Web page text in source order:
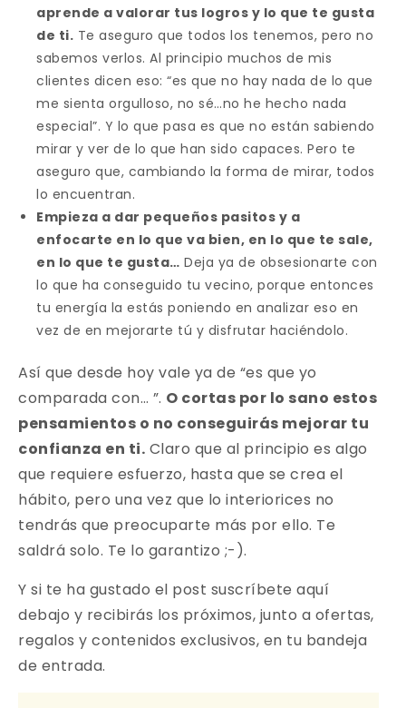
aprende a valorar tus logros y lo que te gusta
de ti. Te aseguro que todos los tenemos, pero no
sabemos verlos. Al principio muchos de mis
clientes dicen eso: “es que no hay nada de lo que
me sienta orgulloso, no sé…no he hecho nada
especial”. Y lo que pasa es que no están sabiendo
mirar y ver de lo que han sido capaces. Pero te
aseguro que, cambiando la forma de mirar, todos
lo encuentran.
Empieza a dar pequeños pasitos y a
enfocarte en lo que va bien, en lo que te sale,
en lo que te gusta… Deja ya de obsesionarte con
lo que ha conseguido tu vecino, porque entonces
tu energía la estás poniendo en analizar eso en
vez de en mejorarte tú y disfrutar haciéndolo.
Así que desde hoy vale ya de “es que yo
comparada con… ”. O cortas por lo sano estos
pensamientos o no conseguirás mejorar tu
confianza en ti. Claro que al principio es algo
que requiere esfuerzo, hasta que se crea el
hábito, pero una vez que lo interiorices no
tendrás que preocuparte más por ello. Te
saldrá solo. Te lo garantizo ;-).
Y si te ha gustado el post suscríbete aquí
debajo y recibirás los próximos, junto a ofertas,
regalos y contenidos exclusivos, en tu bandeja
de entrada.